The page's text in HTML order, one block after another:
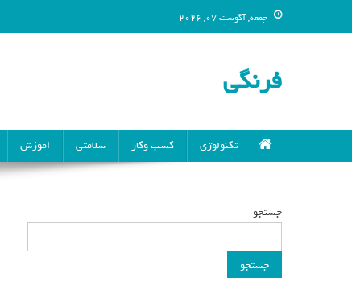
جمعه, آگوست 07, 2026
فرنگی
تکنولوژی کسب وکار سلامتی اموزش
جستجو
جستجو